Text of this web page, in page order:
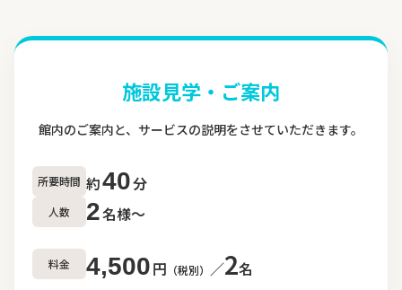
施設見学・ご案内
館内のご案内と、サービスの説明をさせていただきます。
所要時間 約40分
人数 2名様〜
料金 4,500円 （税別） ／2名